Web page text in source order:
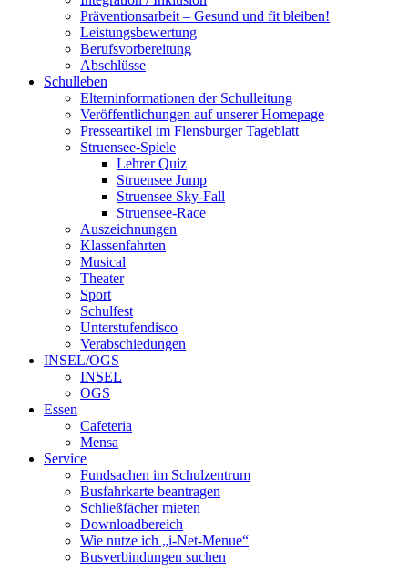
Präventionsarbeit – Gesund und fit bleiben!
Leistungsbewertung
Berufsvorbereitung
Abschlüsse
Schulleben
Elterninformationen der Schulleitung
Veröffentlichungen auf unserer Homepage
Presseartikel im Flensburger Tageblatt
Struensee-Spiele
Lehrer Quiz
Struensee Jump
Struensee Sky-Fall
Struensee-Race
Auszeichnungen
Klassenfahrten
Musical
Theater
Sport
Schulfest
Unterstufendisco
Verabschiedungen
INSEL/OGS
INSEL
OGS
Essen
Cafeteria
Mensa
Service
Fundsachen im Schulzentrum
Busfahrkarte beantragen
Schließfächer mieten
Downloadbereich
Wie nutze ich „i-Net-Menue“
Busverbindungen suchen